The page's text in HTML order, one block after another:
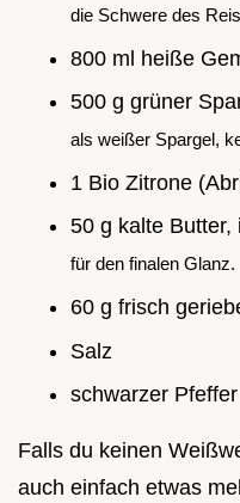
die Schwere des
800 ml heiße
500 g grüner
als weißer Spargel,
1 Bio Zitrone
50 g kalte Butter,
für den finalen Glanz.
60 g frisch
Salz
schwarzer Pfeffer
Falls du keinen
auch einfach etwas